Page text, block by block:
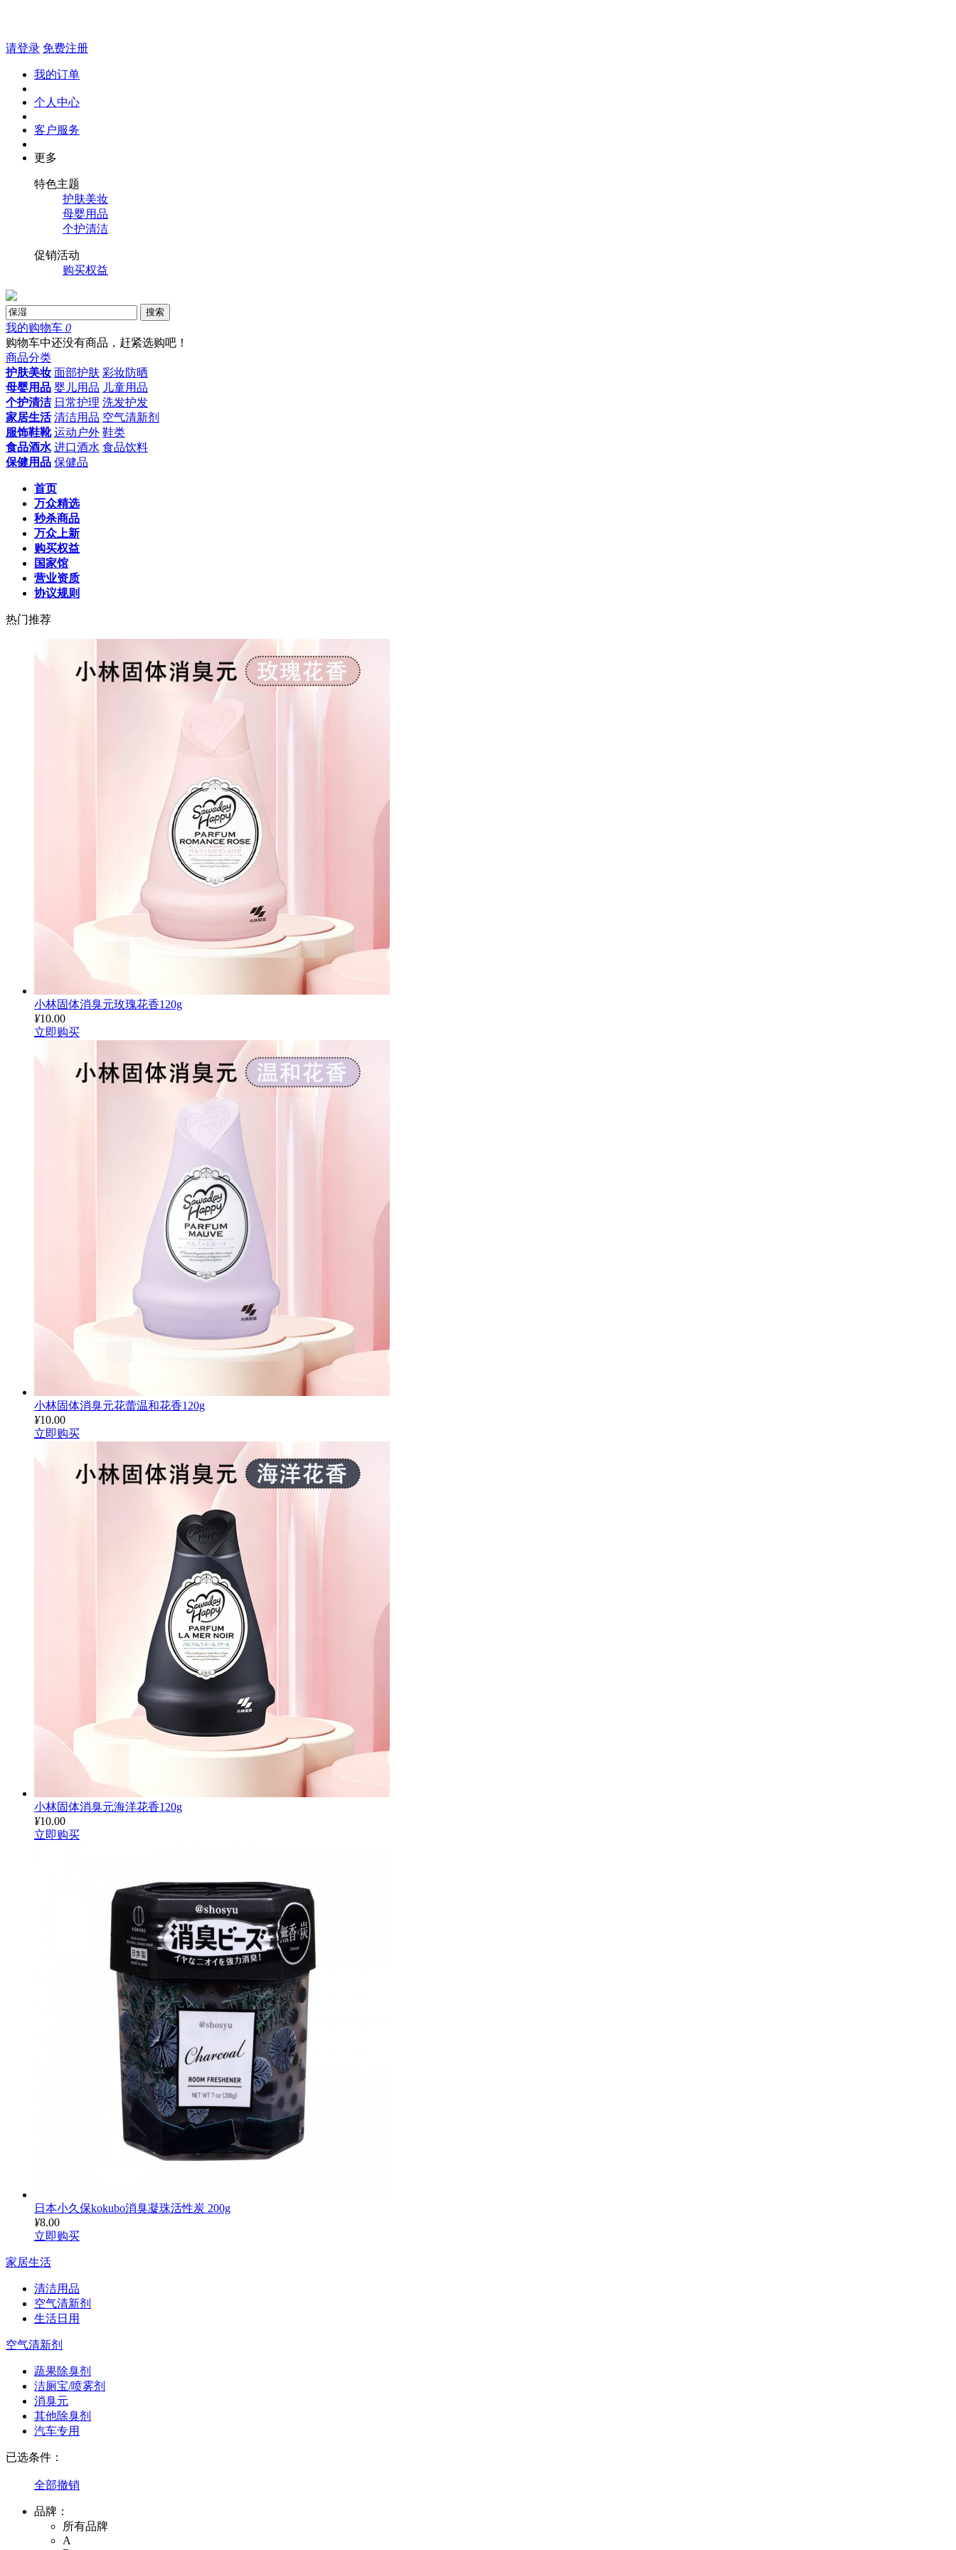
请登录 免费注册
我的订单
个人中心
客户服务
更多
特色主题
护肤美妆
母婴用品
个护清洁
促销活动
购买权益
搜索
我的购物车 0
购物车中还没有商品，赶紧选购吧！
商品分类
护肤美妆 面部护肤 彩妆防晒
母婴用品 婴儿用品 儿童用品
个护清洁 日常护理 洗发护发
家居生活 清洁用品 空气清新剂
服饰鞋靴 运动户外 鞋类
食品酒水 进口酒水 食品饮料
保健用品 保健品
首页
万众精选
秒杀商品
万众上新
购买权益
国家馆
营业资质
协议规则
热门推荐
小林固体消臭元玫瑰花香120g
¥10.00
立即购买
小林固体消臭元花蕾温和花香120g
¥10.00
立即购买
小林固体消臭元海洋花香120g
¥10.00
立即购买
日本小久保kokubo消臭凝珠活性炭 200g
¥8.00
立即购买
家居生活
清洁用品
空气清新剂
生活日用
空气清新剂
蔬果除臭剂
洁厕宝/喷雾剂
消臭元
其他除臭剂
汽车专用
已选条件：
全部撤销
品牌：
所有品牌
A